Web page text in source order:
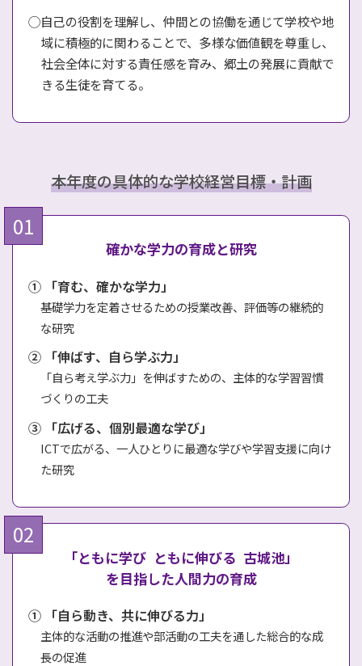
◯自己の役割を理解し、仲間との協働を通じて学校や地
域に積極的に関わることで、多様な価値観を尊重し、
社会全体に対する責任感を育み、郷土の発展に貢献で
きる生徒を育てる。
本年度の具体的な学校経営目標・計画
確かな学力の育成と研究
① 「育む、確かな学力」
基礎学力を定着させるための授業改善、評価等の継続的
な研究
② 「伸ばす、自ら学ぶ力」
「自ら考え学ぶ力」を伸ばすための、主体的な学習習慣
づくりの工夫
③ 「広げる、個別最適な学び」
ICTで広がる、一人ひとりに最適な学びや学習支援に向け
た研究
「ともに学び ともに伸びる 古城池」
を目指した人間力の育成
① 「自ら動き、共に伸びる力」
主体的な活動の推進や部活動の工夫を通した総合的な成
長の促進